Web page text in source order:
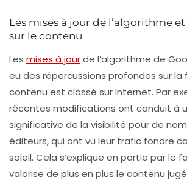
Les mises à jour de l’algorithme
sur le contenu
Les mises à jourde l’algorithme de
eu des répercussions profondes sur
contenu est classé sur Internet. Par
récentes modifications ont conduit à
significative de la visibilité pour de
éditeurs, qui ont vu leur trafic fondre
soleil. Cela s’explique en partie par le
valorise de plus en plus le contenu